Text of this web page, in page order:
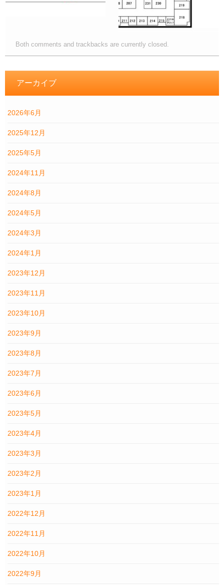
Both comments and trackbacks are currently closed.
アーカイブ
2026年6月
2025年12月
2025年5月
2024年11月
2024年8月
2024年5月
2024年3月
2024年1月
2023年12月
2023年11月
2023年10月
2023年9月
2023年8月
2023年7月
2023年6月
2023年5月
2023年4月
2023年3月
2023年2月
2023年1月
2022年12月
2022年11月
2022年10月
2022年9月